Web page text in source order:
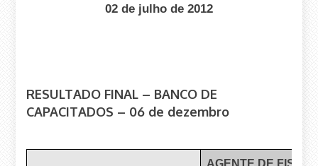
02 de julho de 2012
RESULTADO FINAL – BANCO DE
CAPACITADOS – 06 de dezembro
AGENTE DE